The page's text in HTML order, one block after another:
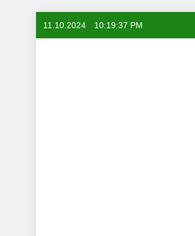
11.10.2024 10:19:38 PM